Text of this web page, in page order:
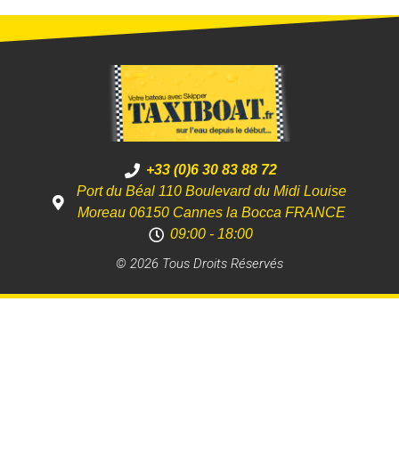
+33 (0)6 30 83 88 72
Port du Béal 110 Boulevard du Midi Louise
Moreau 06150 Cannes la Bocca FRANCE
09:00 - 18:00
© 2026 Tous Droits Réservés